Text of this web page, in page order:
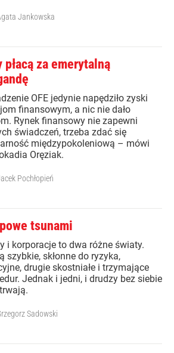
Jankowska
płacą za emerytalną
OFE jedynie napędziło zyski
finansowym, a nic nie dało
Rynek finansowy nie zapewni
świadczeń, trzeba zdać się
międzypokoleniową – mówi
Oręziak.
Pochłopień
tsunami
i korporacje to dwa różne światy.
szybkie, skłonne do ryzyka,
drugie skostniałe i trzymające
Jednak i jedni, i drudzy bez siebie
Sadowski